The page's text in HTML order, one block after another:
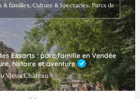
Essarts : parc famille en Vendée
histoire et aventure
Vieux Château
familles, Culture & Spectacles, Parcs de